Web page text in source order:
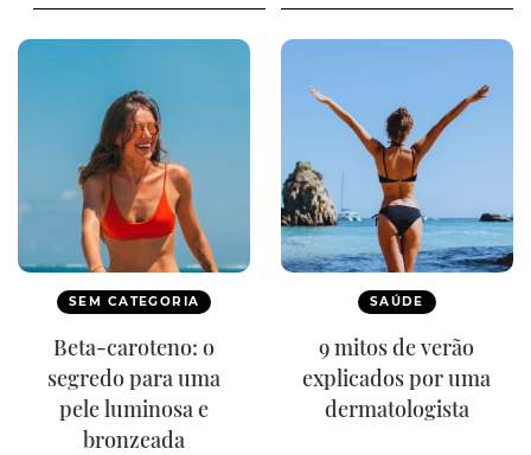
SEM CATEGORIA
Beta-caroteno: o
segredo para uma
pele luminosa e
bronzeada
SAÚDE
9 mitos de verão
explicados por uma
dermatologista